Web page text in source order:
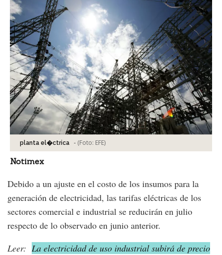
planta el�ctrica - (Foto: EFE)
Notimex
Debido a un ajuste en el costo de los insumos para la
generación de electricidad, las tarifas eléctricas de los
sectores comercial e industrial se reducirán en julio
respecto de lo observado en junio anterior.
Leer: La electricidad de uso industrial subirá de precio